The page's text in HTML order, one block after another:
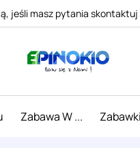
jeśli masz pytania
Zabawa W ...